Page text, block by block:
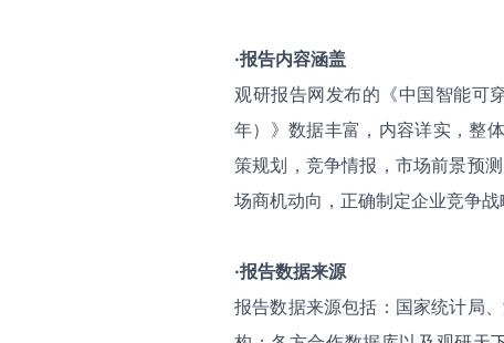
·报告内容涵盖
观研报告网发布的《中国智能可
年）》数据丰富，内容详实，整
策规划，竞争情报，市场前景预
场商机动向，正确制定企业竞争战
·报告数据来源
报告数据来源包括：国家统计局